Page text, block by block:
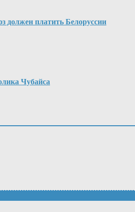
должен платить Белоруссии
Чубайса